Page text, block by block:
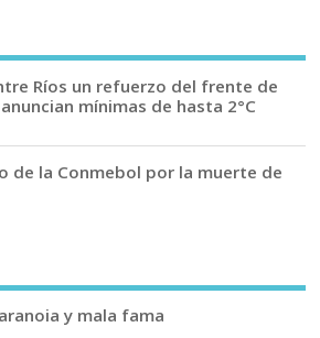
Ríos un refuerzo del frente de
mínimas de hasta 2°C
de la Conmebol por la muerte de
y mala fama